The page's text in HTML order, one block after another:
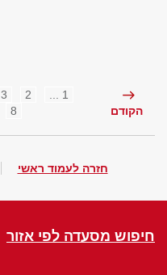
הקודם
1 ...
2
3
8
חזרה לעמוד ראשי
חיפוש מסעדה לפי אזור